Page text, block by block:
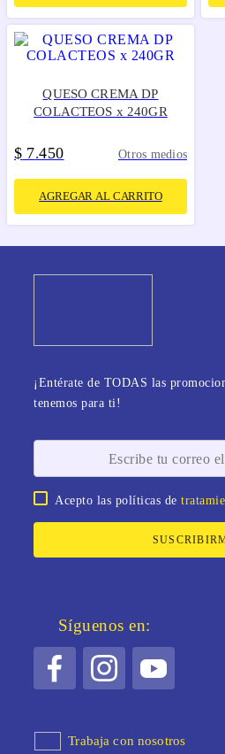
QUESO CREMA DP
COLACTEOS x 240GR
$ 7.450 Otros medios
AGREGAR AL CARRITO
¡Entérate de TODAS las
tenemos para ti!
Acepto las políticas de
Síguenos en:
Trabaja con nosotros